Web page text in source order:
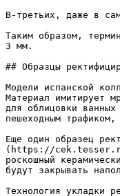
В-третьих, даже в
Таким образом,
3 мм.
## Образцы
Модели испанской
Материал имитирует
для облицовки
пешеходным
Еще один образец
(https://cek.tesser.ru/
роскошный
будут закрывать
Технология укладки